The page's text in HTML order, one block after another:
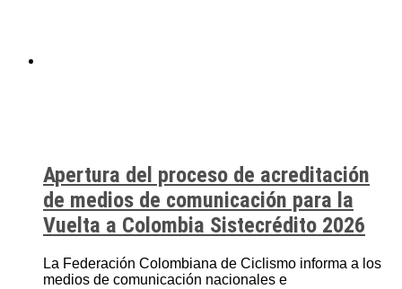
Apertura del proceso de acreditación
de medios de comunicación para la
Vuelta a Colombia Sistecrédito 2026
La Federación Colombiana de Ciclismo informa a los
medios de comunicación nacionales e